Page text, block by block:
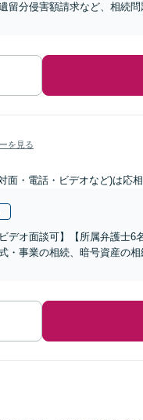
留分侵害額請求など、相続
を見る
面・電話・ビデオなど)は応
デオ面談可】【所属弁護士6
・事業の相続、暗号資産の